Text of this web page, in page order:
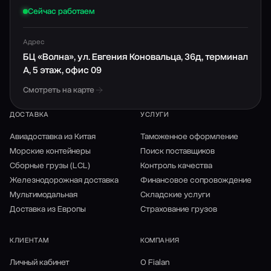
Шиномонтажные стенды.
Балансировочные станки.
Гидравлические прессы.
Строительные компании приобретают:
Бетоносмесители.
Цементные насосы.
Штукатурные машины.
Краны разных типов.
Не менее востребовано оборудование для бизнеса из
Китая, предназначенное для медицинских целей:
Холодильные камеры.
Аппараты ультразвукового исследования.
Для удобства для вас собран перечень проверенных
себе риска. С нашей помощью вы приобретете любые
Сейчас работаем
Адрес
БЦ «Волна», ул. Евгения Коновальца, 36д, терминал
А, 5 этаж, офис 09
Смотреть на карте
ДОСТАВКА
Авиадоставка из Китая
Морские контейнеры
Сборные грузы (LCL)
Железнодорожная доставка
Мультимодальная
Доставка из Европы
УСЛУГИ
Таможенное оформление
Поиск поставщиков
Контроль качества
Финансовое сопровождение
Складские услуги
Страхование грузов
КЛИЕНТАМ
Личный кабинет
КОМПАНИЯ
О Fialan